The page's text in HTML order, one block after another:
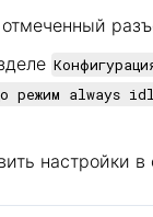
режим always
настройки в